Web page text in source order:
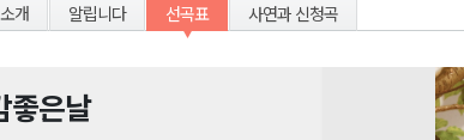
"
과
개 알립니다 선곡표 사연과 신청곡
좋은날